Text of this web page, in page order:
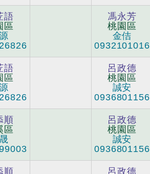
語
區
馮永芳
桃園區
金佶
0932101016
語
區
呂政德
桃園區
誠安
0936801156
順
區
呂政德
桃園區
誠安
0936801156
順 呂政德